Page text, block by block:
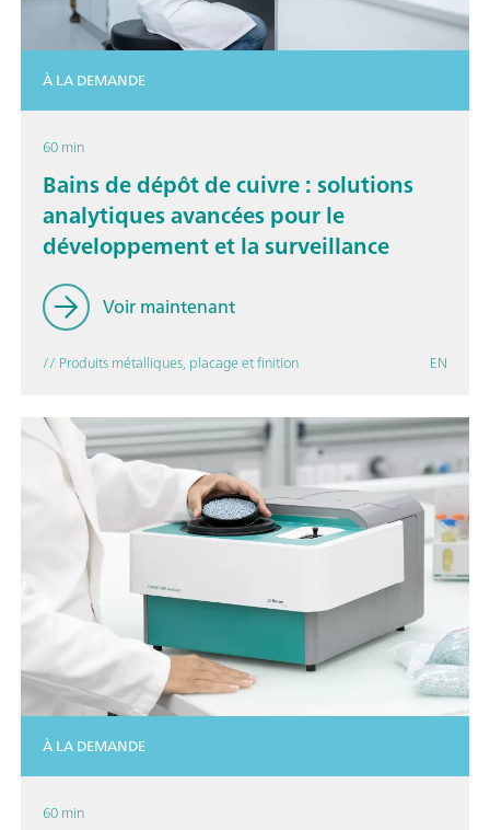
À LA DEMANDE
60 min
Bains de dépôt de cuivre : solutions
analytiques avancées pour le
développement et la surveillance
Voir maintenant
// Produits métalliques, placage et finition EN
À LA DEMANDE
60 min